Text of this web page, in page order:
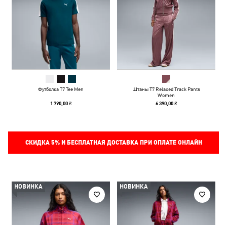
Футболка T7 Tee Men
1 790,00 ₴
Штаны T7 Relaxed Track Pants
Women
6 390,00 ₴
СКИДКА 5%И БЕСПЛАТНАЯ ДОСТАВКА ПРИ ОПЛАТЕ ОНЛАЙН
НОВИНКА НОВИНКА